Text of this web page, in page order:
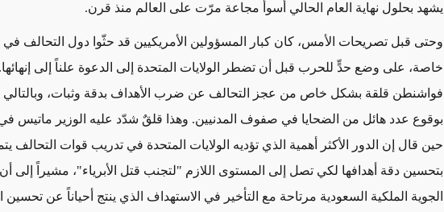
يشهد بحلول نهاية العام الحالي أسوأ مجاعة مرّت على العالم منذ قرن.
وحتى قبل تصريحات الأمس، كان كبار المسؤولين الأمريكيين قد حثّوا دول التحالف في
خاصة، على وضع حدٍّ للحرب قبل أن تضطر الولايات المتحدة إلى الدعوة علناً إلى إنهائها.
فواشنطن قلقة بشكل خاص من عجز التحالف عن ضرب الأهداف بدقة وثبات، وبالتالي
بوقوع عدد هائل من الضحايا في صفوف المدنيين. وهذا قلقٌ شدّد عليه الوزير ماتيس
حين قال إن الدور الأكثر أهمية الذي تؤديه الولايات المتحدة في تدريب قوات التحالف
بتحسين دقة أهدافها لكي تصل إلى المستوى اللازم "لتجنب قتل الأبرياء"، مشيراً إلى
الجوية الملكية السعودية مرتاحة مع التأخير في الاستهداف الذي ينتج أحياناً عن تحسين